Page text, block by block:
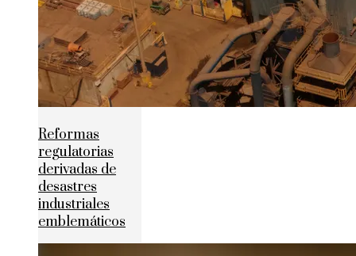
Reformas
regulatorias
derivadas de
desastres
industriales
emblemáticos